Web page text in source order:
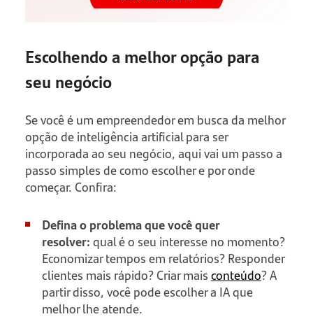
Escolhendo a melhor opção para
seu negócio
Se você é um empreendedor em busca da melhor
opção de inteligência artificial para ser
incorporada ao seu negócio, aqui vai um passo a
passo simples de como escolher e por onde
começar. Confira:
Defina o problema que você quer
resolver:qual é o seu interesse no momento?
Economizar tempos em relatórios? Responder
clientes mais rápido? Criar maisconteúdo? A
partir disso, você pode escolher a IA que
melhor lhe atende.